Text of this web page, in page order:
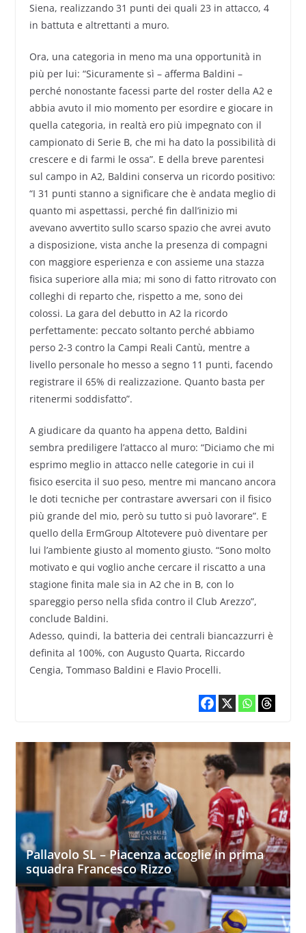
Siena, realizzando 31 punti dei quali 23 in attacco, 4
in battuta e altrettanti a muro.
Ora, una categoria in meno ma una opportunità in
più per lui: “Sicuramente sì – afferma Baldini –
perché nonostante facessi parte del roster della A2 e
abbia avuto il mio momento per esordire e giocare in
quella categoria, in realtà ero più impegnato con il
campionato di Serie B, che mi ha dato la possibilità di
crescere e di farmi le ossa”. E della breve parentesi
sul campo in A2, Baldini conserva un ricordo positivo:
“I 31 punti stanno a significare che è andata meglio di
quanto mi aspettassi, perché fin dall’inizio mi
avevano avvertito sullo scarso spazio che avrei avuto
a disposizione, vista anche la presenza di compagni
con maggiore esperienza e con assieme una stazza
fisica superiore alla mia; mi sono di fatto ritrovato con
colleghi di reparto che, rispetto a me, sono dei
colossi. La gara del debutto in A2 la ricordo
perfettamente: peccato soltanto perché abbiamo
perso 2-3 contro la Campi Reali Cantù, mentre a
livello personale ho messo a segno 11 punti, facendo
registrare il 65% di realizzazione. Quanto basta per
ritenermi soddisfatto”.
A giudicare da quanto ha appena detto, Baldini
sembra prediligere l’attacco al muro: “Diciamo che mi
esprimo meglio in attacco nelle categorie in cui il
fisico esercita il suo peso, mentre mi mancano ancora
le doti tecniche per contrastare avversari con il fisico
più grande del mio, però su tutto si può lavorare”. E
quello della ErmGroup Altotevere può diventare per
lui l’ambiente giusto al momento giusto. “Sono molto
motivato e qui voglio anche cercare il riscatto a una
stagione finita male sia in A2 che in B, con lo
spareggio perso nella sfida contro il Club Arezzo”,
conclude Baldini.
Adesso, quindi, la batteria dei centrali biancazzurri è
definita al 100%, con Augusto Quarta, Riccardo
Cengia, Tommaso Baldini e Flavio Procelli.
Pallavolo SL – Piacenza accoglie in prima
squadra Francesco Rizzo